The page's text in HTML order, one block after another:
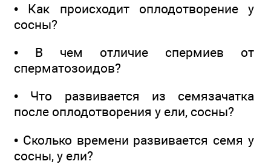
• Как происходит оплодотворение у
сосны?
• В чем отличие спермиев от
сперматозоидов?
• Что развивается из семязачатка
после оплодотворения у ели, сосны?
• Сколько времени развивается семя у
сосны, у ели?